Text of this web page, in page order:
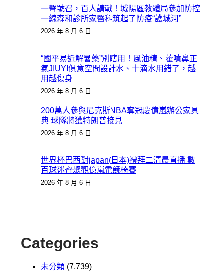
一聲號召，百人請戰！城陽區教體局參加防控
一線森和診所家醫科筑起了防疫“護城河”
2026 年 8 月 6 日
“國平易近解暑藥”別瞎用！風油精、藿噴鼻正
氣JIUYI俱意空間設計水、十滴水用錯了，越
用越傷身
2026 年 8 月 6 日
200萬人參與尼克斯NBA奪冠慶億嵐辦公家具
典 球隊將獲特朗普接見
2026 年 8 月 6 日
世界杯巴西對japan(日本)禮拜二清晨直播 數
百球迷齊聚觀億嵐電競椅賽
2026 年 8 月 6 日
Categories
未分類 (7,739)